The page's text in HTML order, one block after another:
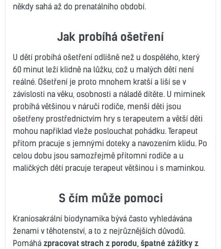
někdy sahá až do prenatálního období.
Jak probíhá ošetření
U dětí probíhá ošetření odlišně než u dospělého, který
60 minut leží klidně na lůžku, což u malých dětí není
reálné. Ošetření je proto mnohem kratší a liší se v
závislosti na věku, osobnosti a náladě dítěte. U miminek
probíhá většinou v náruči rodiče, menší děti jsou
ošetřeny prostřednictvím hry s terapeutem a větší děti
mohou například vleže poslouchat pohádku. Terapeut
přitom pracuje s jemnými doteky a navozením klidu. Po
celou dobu jsou samozřejmě přítomni rodiče a u
maličkých dětí pracuje terapeut většinou i s maminkou.
S čím může pomoci
Kraniosakrální biodynamika bývá často vyhledávána
ženami v těhotenství, a to z nejrůznějších důvodů.
Pomáhá zpracovat strach z porodu, špatné zážitky z